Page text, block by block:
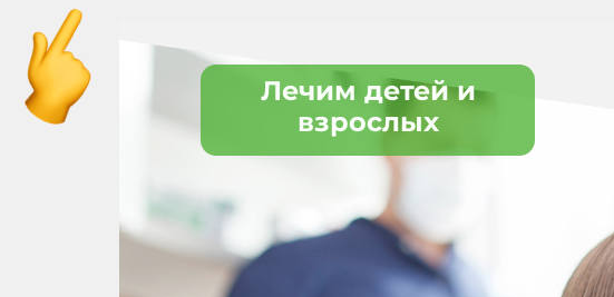
Лечим детей и
взрослых